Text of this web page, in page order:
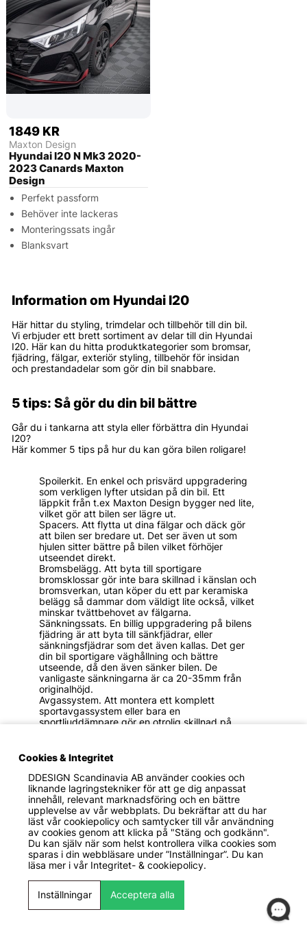
1849 KR
Maxton Design
Hyundai I20 N Mk3 2020-
2023 Canards Maxton
Design
Perfekt passform
Behöver inte lackeras
Monteringssats ingår
Blanksvart
Information om Hyundai I20
Här hittar du styling, trimdelar och tillbehör till din bil.
Vi erbjuder ett brett sortiment av delar till din Hyundai
I20. Här kan du hitta produktkategorier som bromsar,
fjädring, fälgar, exteriör styling, tillbehör för insidan
och prestandadelar som gör din bil snabbare.
5 tips: Så gör du din bil bättre
Går du i tankarna att styla eller förbättra din Hyundai
I20?
Här kommer 5 tips på hur du kan göra bilen roligare!
Spoilerkit. En enkel och prisvärd uppgradering
som verkligen lyfter utsidan på din bil. Ett
läppkit från t.ex Maxton Design bygger ned lite,
vilket gör att bilen ser lägre ut.
Spacers. Att flytta ut dina fälgar och däck gör
att bilen ser bredare ut. Det ser även ut som
hjulen sitter bättre på bilen vilket förhöjer
utseendet direkt.
Bromsbelägg. Att byta till sportigare
bromsklossar gör inte bara skillnad i känslan och
bromsverkan, utan köper du ett par keramiska
belägg så dammar dom väldigt lite också, vilket
minskar tvättbehovet av fälgarna.
Sänkningssats. En billig uppgradering på bilens
fjädring är att byta till sänkfjädrar, eller
sänkningsfjädrar som det även kallas. Det ger
din bil sportigare väghållning och bättre
utseende, då den även sänker bilen. De
vanligaste sänkningarna är ca 20-35mm från
originalhöjd.
Avgassystem. Att montera ett komplett
sportavgassystem eller bara en
sportljuddämpare gör en otrolig skillnad på
FÅ EXKLUSIVA FÖRMÅNER
Gå med i DDESIGN-klubben och få förtur till nya produkter,
rabatter och exklusiva erbjudanden.
🎁
Bonus på ALLA dina
köp
🏁︎
Upp till 15% fast
rabatt!
🔔
Cookies & Integritet
DDESIGN Scandinavia ABanvänder cookies och
liknande lagringstekniker för att ge dig anpassat
innehåll, relevant marknadsföring och en bättre
upplevelse av vår webbplats. Du bekräftar att du har
läst vår cookiepolicy och samtycker till vår användning
av cookies genom att klicka på "Stäng och godkänn".
Du kan själv när som helst kontrollera vilka cookies som
sparas i din webbläsare under ”Inställningar”. Du kan
läsa mer i vår Integritet- & cookiepolicy.
Inställningar Acceptera alla